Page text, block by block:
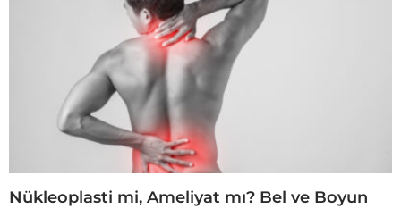
Nükleoplasti mi, Ameliyat mı? Bel ve Boyun